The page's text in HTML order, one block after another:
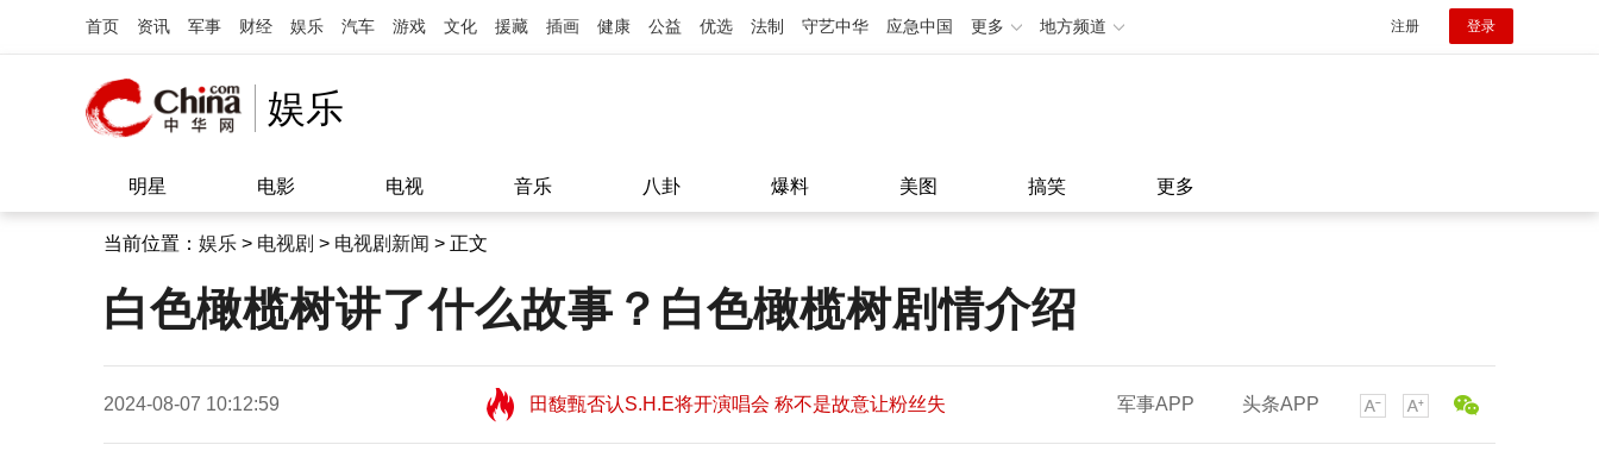
首页 资讯 军事 财经 娱乐 汽车 游戏 文化 援藏 插画 健康 公益 优选 法制 守艺中华 应急中国 更多 地方频道 注册 登录
娱乐
明星 电影 电视 音乐 八卦 爆料 美图 搞笑 更多
当前位置： 娱乐 > 电视剧 > 电视剧新闻 > 正文
白色橄榄树讲了什么故事？白色橄榄树剧情介绍
2024-08-07 10:12:59
田馥甄否认S.H.E将开演唱会 称不是故意让粉丝失
望11:08
田馥甄否认S.H.E将开演唱会 称不是故意让粉丝失
军事APP 头条APP